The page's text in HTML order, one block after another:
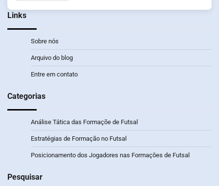
Links
Sobre nós
Arquivo do blog
Entre em contato
Categorias
Análise Tática das Formaçõe de Futsal
Estratégias de Formação no Futsal
Posicionamento dos Jogadores nas Formaçōes de Futsal
Pesquisar